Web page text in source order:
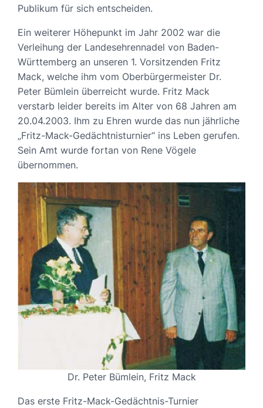
Publikum für sich entscheiden.
Ein weiterer Höhepunkt im Jahr 2002 war die
Verleihung der Landesehrennadel von Baden-
Württemberg an unseren 1. Vorsitzenden Fritz
Mack, welche ihm vom Oberbürgermeister Dr.
Peter Bümlein überreicht wurde. Fritz Mack
verstarb leider bereits im Alter von 68 Jahren am
20.04.2003. Ihm zu Ehren wurde das nun jährliche
„Fritz-Mack-Gedächtnisturnier“ ins Leben gerufen.
Sein Amt wurde fortan von Rene Vögele
übernommen.
Dr. Peter Bümlein, Fritz Mack
Das erste Fritz-Mack-Gedächtnis-Turnier